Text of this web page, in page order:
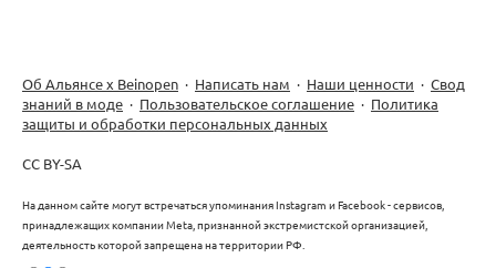
Об Альянсе х Beinopen · Написать нам · Наши ценности · Свод
знаний в моде · Пользовательское соглашение · Политика
защиты и обработки персональных данных
CC BY-SA
На данном сайте могут встречаться упоминания Instagram и Facebook - сервисов,
принадлежащих компании Meta, признанной экстремистской организацией,
деятельность которой запрещена на территории РФ.